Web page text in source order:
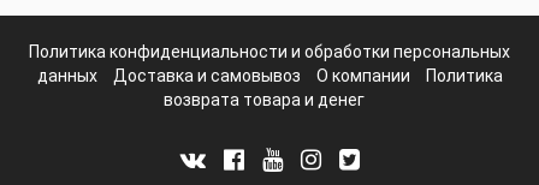
Политика конфиденциальности и обработки персональных
данных
Доставка и самовывоз О компании
Политика
возврата товара и денег